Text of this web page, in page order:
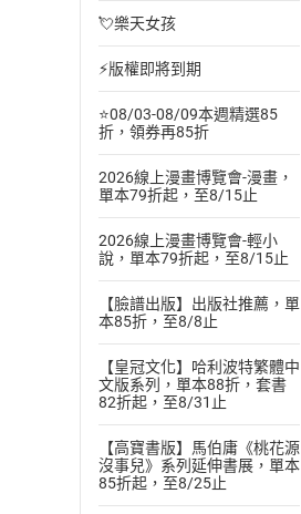
💘樂天女孩
⚡版權即將到期
⭐08/03-08/09本週精選85
折，領券再85折
2026線上漫畫博覽會-漫畫，
單本79折起，至8/15止
2026線上漫畫博覽會-輕小
說，單本79折起，至8/15止
【臉譜出版】出版社推薦，單
本85折，至8/8止
【皇冠文化】哈利波特繁體中
文版系列，單本88折，套書
82折起，至8/31止
【高寶書版】馬伯庸《桃花源
沒事兒》系列延伸書展，單本
85折起，至8/25止